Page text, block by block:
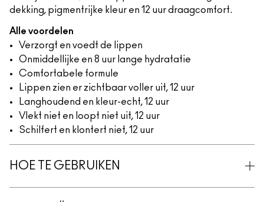
dekking, pigmentrijke kleur en 12 uur draagcomfort.
Alle voordelen
Verzorgt en voedt de lippen
Onmiddellijke en 8 uur lange hydratatie
Comfortabele formule
Lippen zien er zichtbaar voller uit, 12 uur
Langhoudend en kleur-echt, 12 uur
Vlekt niet en loopt niet uit, 12 uur
Schilfert en klontert niet, 12 uur
HOE TE GEBRUIKEN